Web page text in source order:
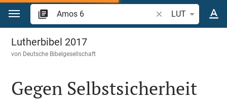
Zum Inhalt springen
Bibelstelle oder
LUT
Amos 6
Lutherbibel 2017
von Deutsche Bibelgesellschaft
Gegen Selbstsicherheit